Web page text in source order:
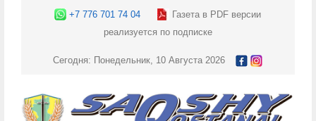
+7 776 701 74 04
Газета в PDF версии
реализуется по подписке
Сегодня: Понедельник, 10 Августа 2026